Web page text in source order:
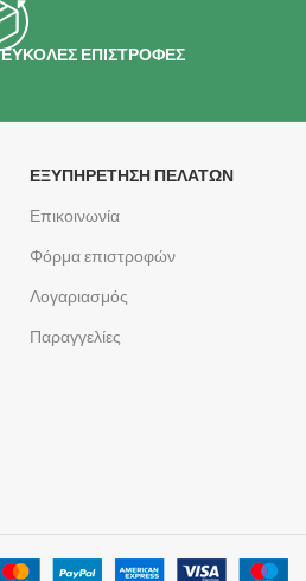
ΕΥΚΟΛΕΣ ΕΠΙΣΤΡΟΦΕΣ
ΕΞΥΠΗΡΕΤΗΣΗ ΠΕΛΑΤΩΝ
Επικοινωνία
Φόρμα επιστροφών
Λογαριασμός
Παραγγελίες